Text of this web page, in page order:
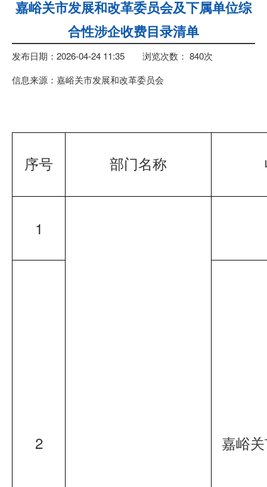
嘉峪关市发展和改革委员会及下属单位综
合性涉企收费目录清单
发布日期：2026-04-24 11:35 浏览次数： 840次
信息来源：嘉峪关市发展和改革委员会
序号 部门名称
1
2 嘉峪